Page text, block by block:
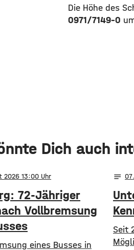
Die Höhe des
0971/7149-0
Dich auch
2026 13:00
72-Jähriger
Vollbremsung
eines Busses in
notes 07
Seit